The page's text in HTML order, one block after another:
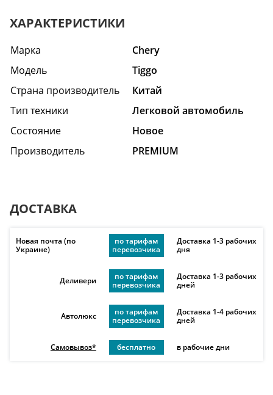
ХАРАКТЕРИСТИКИ
Марка
Chery
Модель
Tiggo
Страна производитель
Китай
Тип техники
Легковой автомобиль
Состояние
Hовое
Производитель
PREMIUM
ДОСТАВКА
Новая почта (по
Украине)
по тарифам
перевозчика
Доставка 1-3 рабочих
дня
Деливери
по тарифам
перевозчика
Доставка 1-3 рабочих
дней
Автолюкс
по тарифам
перевозчика
Доставка 1-4 рабочих
дней
Самовывоз* бесплатно в рабочие дни